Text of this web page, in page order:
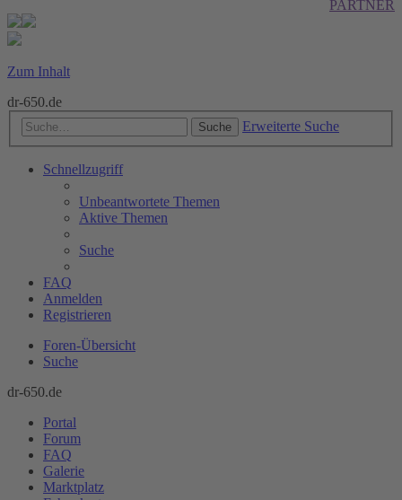
PARTNER
Zum Inhalt
dr-650.de
Suche Erweiterte Suche
Schnellzugriff
Unbeantwortete Themen
Aktive Themen
Suche
FAQ
Anmelden
Registrieren
Foren-Übersicht
Suche
dr-650.de
Portal
Forum
FAQ
Galerie
Marktplatz